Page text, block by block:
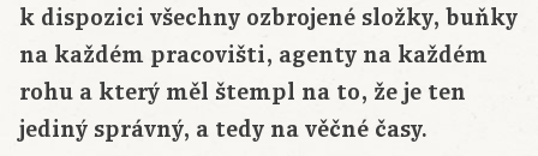
k dispozici všechny ozbrojené složky, buňky
na každém pracovišti, agenty na každém
rohu a který měl štempl na to, že je ten
jediný správný, a tedy na věčné časy.